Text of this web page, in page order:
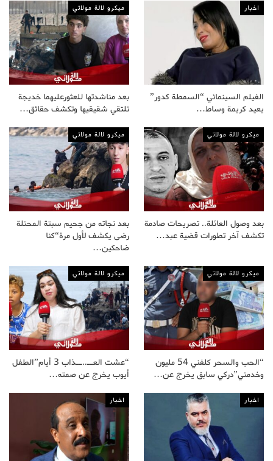
اخبار
الفيلم السينمائي “السمطة كدور”
يعيد كريمة وساط…
ميكرو لالة مولاتي
بعد مناشدتها للعثورعليهما خديجة
تلتقي شقيقيها وتكشف حقائق…
ميكرو لالة مولاتي
بعد وصول العائلة.. تصريحات صادمة
تكشف آخر تطورات قضية عبد…
ميكرو لالة مولاتي
بعد نجاته من جحيم سبتة المحتلة
رضى يكشف لأول مرة“كنا
ضاحكين…
ميكرو لالة مولاتي
“الحب والسحر كلفني 54 مليون
وخدمتي”دركي سابق يخرج عن…
ميكرو لالة مولاتي
“عشت العــ..ــذاب 3 أيام”الطفل
أيوب يخرج عن صمته…
اخبار اخبار